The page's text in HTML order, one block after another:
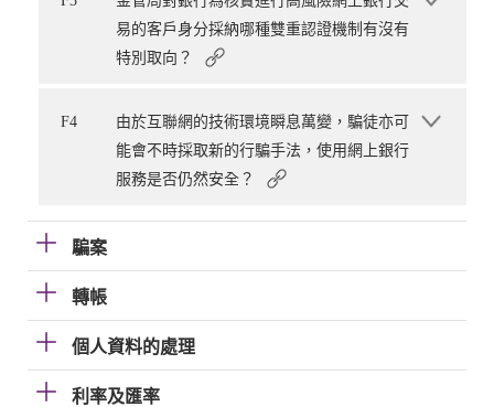
易的客戶身分採納哪種雙重認證機制有沒有
特別取向？
F4
由於互聯網的技術環境瞬息萬變，騙徒亦可
能會不時採取新的行騙手法，使用網上銀行
服務是否仍然安全？
騙案
轉帳
個人資料的處理
利率及匯率